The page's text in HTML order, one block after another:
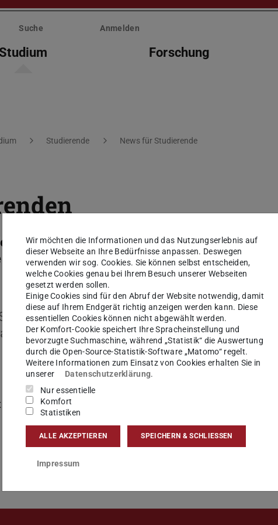
Suche Anmelden
Forschung
Studierende News für Studierende
Sprechzeit im Studienbüro: Sprechstunden bei
vom 16.2.-22.2.2026
die Änderung der Sprechzeit im
Zielke entfallen in der Woche vom
Mail an uns:
studienbuero@bauing.tu-
um Ihr Anliegen.
Wir möchten die Informationen und das Nutzungserlebnis auf
dieser Webseite an Ihre Bedürfnisse anpassen. Deswegen
verwenden wir sog. Cookies. Sie können selbst entscheiden,
welche Cookies genau bei Ihrem Besuch unserer Webseiten
gesetzt werden sollen.
Einige Cookies sind für den Abruf der Website notwendig, damit
diese auf Ihrem Endgerät richtig anzeigen werden kann. Diese
essentiellen Cookies können nicht abgewählt werden.
Der Komfort-Cookie speichert Ihre Spracheinstellung und
bevorzugte Suchmaschine, während „Statistik“ die Auswertung
durch die Open-Source-Statistik-Software „Matomo“ regelt.
Weitere Informationen zum Einsatz von Cookies erhalten Sie in
unserer
Datenschutzerklärung.
Nur essentielle
Komfort
Statistiken
ALLE AKZEPTIEREN SPEICHERN & SCHLIESSEN
Impressum